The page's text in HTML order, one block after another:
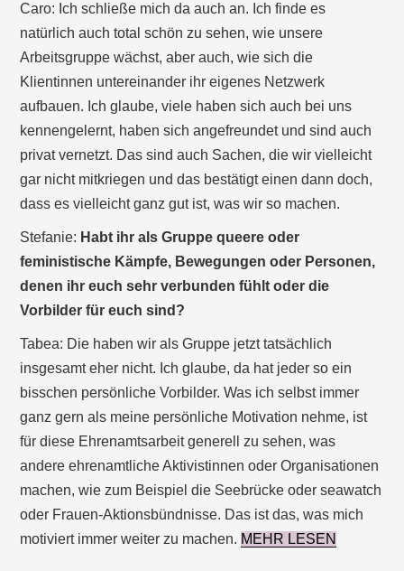
Caro: Ich schließe mich da auch an. Ich finde es
natürlich auch total schön zu sehen, wie unsere
Arbeitsgruppe wächst, aber auch, wie sich die
Klientinnen untereinander ihr eigenes Netzwerk
aufbauen. Ich glaube, viele haben sich auch bei uns
kennengelernt, haben sich angefreundet und sind auch
privat vernetzt. Das sind auch Sachen, die wir vielleicht
gar nicht mitkriegen und das bestätigt einen dann doch,
dass es vielleicht ganz gut ist, was wir so machen.
Stefanie: Habt ihr als Gruppe queere oder
feministische Kämpfe, Bewegungen oder Personen,
denen ihr euch sehr verbunden fühlt oder die
Vorbilder für euch sind?
Tabea: Die haben wir als Gruppe jetzt tatsächlich
insgesamt eher nicht. Ich glaube, da hat jeder so ein
bisschen persönliche Vorbilder. Was ich selbst immer
ganz gern als meine persönliche Motivation nehme, ist
für diese Ehrenamtsarbeit generell zu sehen, was
andere ehrenamtliche Aktivistinnen oder Organisationen
machen, wie zum Beispiel die Seebrücke oder seawatch
oder Frauen-Aktionsbündnisse. Das ist das, was mich
motiviert immer weiter zu machen. MEHR LESEN